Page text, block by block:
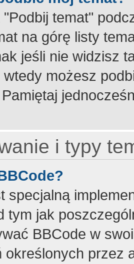
"Podbij temat"
na górę listy
jeśli nie widzisz
wtedy możesz
i typy
specjalną
tym jak
BBCode w
określonych przez